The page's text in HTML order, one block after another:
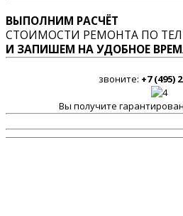
ВЫПОЛНИМ РАСЧЁТ
СТОИМОСТИ РЕМОНТА ПО
И ЗАПИШЕМ НА УДОБНОЕ
звоните: +7 (495)
Вы получите